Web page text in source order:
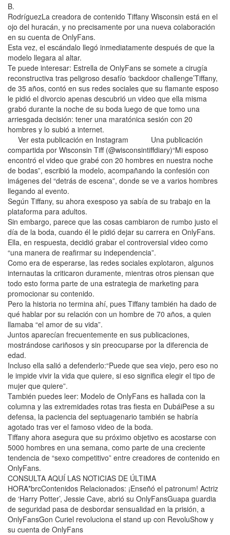
B.
RodríguezLa creadora de contenido Tiffany Wisconsin está en el
ojo del huracán, y no precisamente por una nueva colaboración
en su cuenta de OnlyFans.
Esta vez, el escándalo llegó inmediatamente después de que la
modelo llegara al altar.
Te puede interesar: Estrella de OnlyFans se somete a cirugía
reconstructiva tras peligroso desafío ‘backdoor challenge’Tiffany,
de 35 años, contó en sus redes sociales que su flamante esposo
le pidió el divorcio apenas descubrió un video que ella misma
grabó durante la noche de su boda luego de que tomo una
arriesgada decisión: tener una maratónica sesión con 20
hombres y lo subió a internet.
Ver esta publicación en Instagram Una publicación
compartida por Wisconsin Tiff (@wisconsintiffdiary)“Mi esposo
encontró el video que grabé con 20 hombres en nuestra noche
de bodas”, escribió la modelo, acompañando la confesión con
imágenes del “detrás de escena”, donde se ve a varios hombres
llegando al evento.
Según Tiffany, su ahora exesposo ya sabía de su trabajo en la
plataforma para adultos.
Sin embargo, parece que las cosas cambiaron de rumbo justo el
día de la boda, cuando él le pidió dejar su carrera en OnlyFans.
Ella, en respuesta, decidió grabar el controversial video como
“una manera de reafirmar su independencia”.
Como era de esperarse, las redes sociales explotaron, algunos
internautas la criticaron duramente, mientras otros piensan que
todo esto forma parte de una estrategia de marketing para
promocionar su contenido.
Pero la historia no termina ahí, pues Tiffany también ha dado de
qué hablar por su relación con un hombre de 70 años, a quien
llamaba “el amor de su vida”.
Juntos aparecían frecuentemente en sus publicaciones,
mostrándose cariñosos y sin preocuparse por la diferencia de
edad.
Incluso ella salió a defenderlo:“Puede que sea viejo, pero eso no
le impide vivir la vida que quiere, si eso significa elegir el tipo de
mujer que quiere”.
También puedes leer: Modelo de OnlyFans es hallada con la
columna y las extremidades rotas tras fiesta en DubáiPese a su
defensa, la paciencia del septuagenario también se habría
agotado tras ver el famoso video de la boda.
Tiffany ahora asegura que su próximo objetivo es acostarse con
5000 hombres en una semana, como parte de una creciente
tendencia de “sexo competitivo” entre creadores de contenido en
OnlyFans.
CONSULTA AQUÍ LAS NOTICIAS DE ÚLTIMA
HORA*brcContenidos Relacionados: ¡Enseñó el patronum! Actriz
de ‘Harry Potter’, Jessie Cave, abrió su OnlyFansGuapa guardia
de seguridad pasa de desbordar sensualidad en la prisión, a
OnlyFansGon Curiel revoluciona el stand up con RevoluShow y
su cuenta de OnlyFans